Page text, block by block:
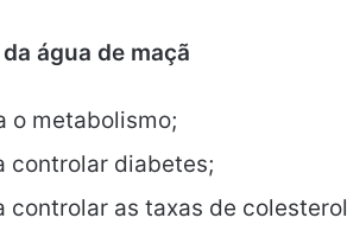
água de maçã
o metabolismo;
controlar diabetes;
controlar as taxas de